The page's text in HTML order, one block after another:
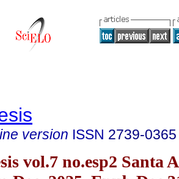
version ISSN 2739-0365
vol.7 no.esp2 Santa